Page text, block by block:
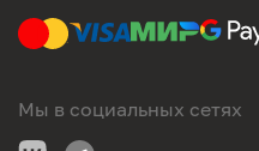
Мы в социальных сетях